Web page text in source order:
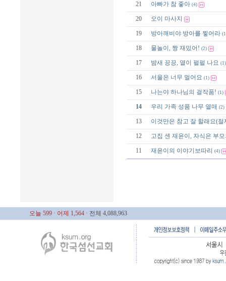
21 아빠가 참 좋아 (4)
20 오이 마사지
19 방아깨비야 방아를 찧어라
18 물놀이, 짱 재밌어! (2)
17 밤새 끙끙, 열이 펄펄 나요 (1)
16 서울은 너무 멀어요 (1)
15 나는야 하나님의 걸작품! (1)
14 우리 가족 성품 나무 열매 (2)
13 이것만은 참고 잘 할래요(절
12 고집 센 재윤이, 자식은 부
11 재윤이의 이야기보따리 (4)
오늘 599 · 어제 1,564 · 전체 4,088,963